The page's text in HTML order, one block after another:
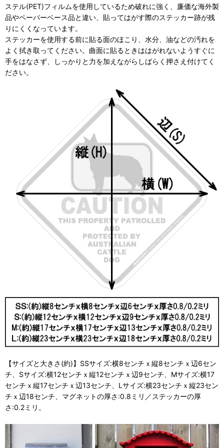
ステル(PET)フィルムを使用しているため破れに強く、廉価な海外製
品やペーパーベース品と違い、貼ってはがす際のステッカー跡が残
りにくくなっています。
ステッカーを使用する前に貼る面のほこり、水分、油などの汚れを
よく拭き取ってください。曲面に貼るときははがれないようすぐに
手をはなさず、しっかりと力を加えながらしばらく押さえ付けてく
ださい。
【サイズと大きさ(約)】SSサイズ:横8センチｘ縦8センチｘ辺6セン
チ、Sサイズ:横12センチｘ縦12センチｘ辺9センチ、Mサイズ:横17
センチｘ縦17センチｘ辺13センチ、Lサイズ:横23センチｘ縦23セン
チｘ辺18センチ、マグネットの厚さ:0.8ミリ／ステッカーの厚
さ:0.2ミリ。